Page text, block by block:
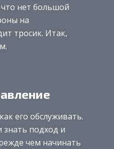
нет большой
на
тросик. Итак,
его обслуживать.
знать подход и
чем начинать